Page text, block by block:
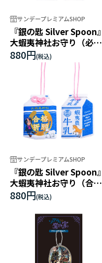
サンデープレミアムSHOP
『銀の匙 Silver Spoon』
大蝦夷神社お守り（必勝
祈願)
880円
サンデープレミアムSHOP
『銀の匙 Silver Spoon』
大蝦夷神社お守り（合格
祈願：牛乳)
880円